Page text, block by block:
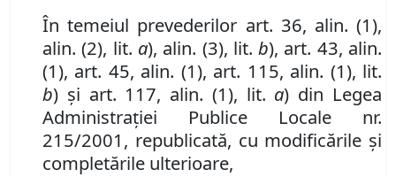
În temeiul prevederilor art. 36, alin. (1),
alin. (2), lit. a), alin. (3), lit.b), art. 43, alin.
(1), art. 45, alin. (1), art. 115, alin. (1), lit.
b) şi art. 117, alin. (1), lit. a) din Legea
Administraţiei Publice Locale nr.
215/2001, republicată, cu modificările și
completările ulterioare,